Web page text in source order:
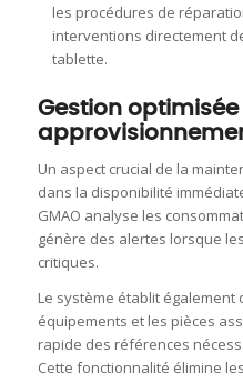
les procédures de
interventions directement
tablette.
Gestion
Un aspect crucial de la
dans la disponibilité
GMAO analyse les
génère des alertes lorsque
critiques.
Le système établit également
équipements et les pièces
rapide des références
Cette fonctionnalité élimine